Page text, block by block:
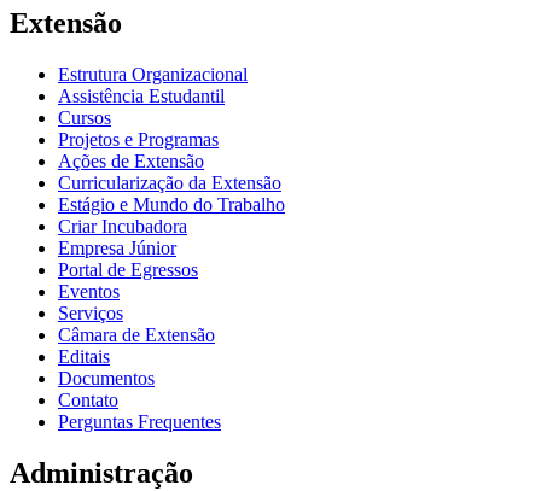
Extensão
Estrutura Organizacional
Assistência Estudantil
Cursos
Projetos e Programas
Ações de Extensão
Curricularização da Extensão
Estágio e Mundo do Trabalho
Criar Incubadora
Empresa Júnior
Portal de Egressos
Eventos
Serviços
Câmara de Extensão
Editais
Documentos
Contato
Perguntas Frequentes
Administração